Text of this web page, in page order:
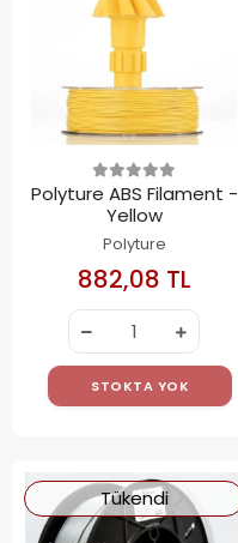
Polyture ABS Filament -
Yellow
Polyture
882,08 TL
STOKTA YOK
Tükendi